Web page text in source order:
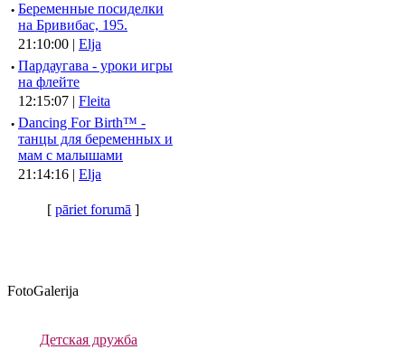
· Беременные посиделки
на Бривибас, 195.
21:10:00 | Elja
· Пардаугава - уроки игры
на флейте
12:15:07 | Fleita
· Dancing For Birth™ -
танцы для беременных и
мам с малышами
21:14:16 | Elja
[pāriet forumā ]
FotoGalerija
Детская дружба